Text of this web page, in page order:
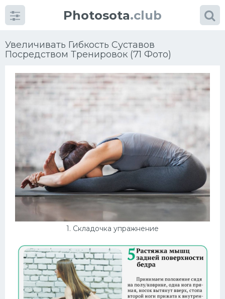
Photosota.club
Увеличивать Гибкость Суставов
Посредством Тренировок (71 Фото)
1. Складочка упражнение
Много картинок...
Футбол
Баскетбол
Хоккей
Тренажеры
Интерьеры квартир